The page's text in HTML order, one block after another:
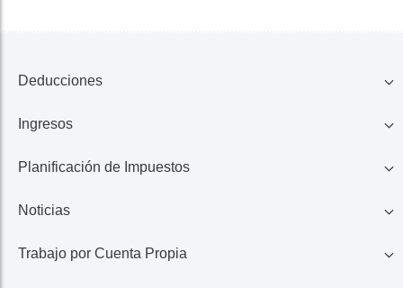
Deducciones
Familia
Educación
Ingresos
401K, IRA, Acciones
Ingresos de Negocio
Planificación de Impuestos
Ahorros
Calculadora de Impuestos
Noticias
Lo Último en Impuestos
Trabajo por Cuenta Propia